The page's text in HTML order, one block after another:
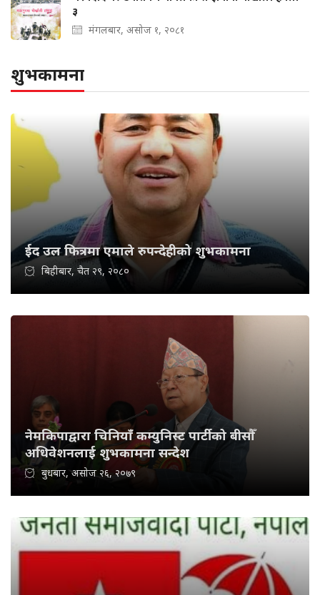
३
मंगलबार, असोज १, २०८१
शुभकामना
ईद उल फित्रमा एमाले रुपन्देहीको शुभकामना
बिहीबार, चैत २९, २०८०
नेमकिपाद्वारा चिनियाँ कम्युनिस्ट पार्टीको बीसौँ
अधिवेशनलाई शुभकामना सन्देश
बुधबार, असोज २६, २०७९